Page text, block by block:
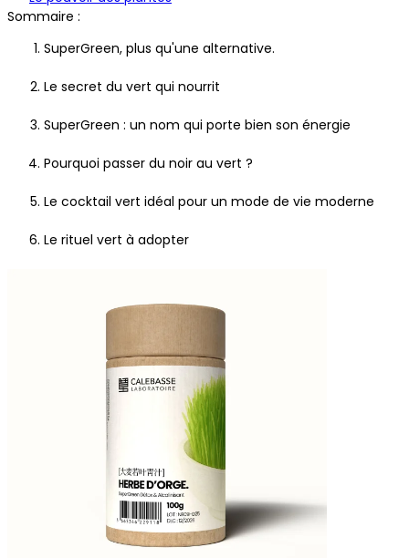
Sommaire :
SuperGreen, plus qu'une alternative.
Le secret du vert qui nourrit
SuperGreen : un nom qui porte bien son énergie
Pourquoi passer du noir au vert ?
Le cocktail vert idéal pour un mode de vie moderne
Le rituel vert à adopter